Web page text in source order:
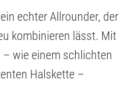
echter Allrounder, der
kombinieren lässt. Mit
wie einem schlichten
Halskette –